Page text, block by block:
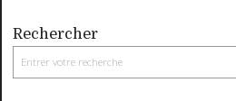
Rechercher